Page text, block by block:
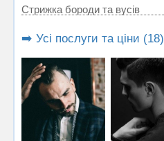
Стрижка бороди та вусів
➡️ Усі послуги та ціни (18)